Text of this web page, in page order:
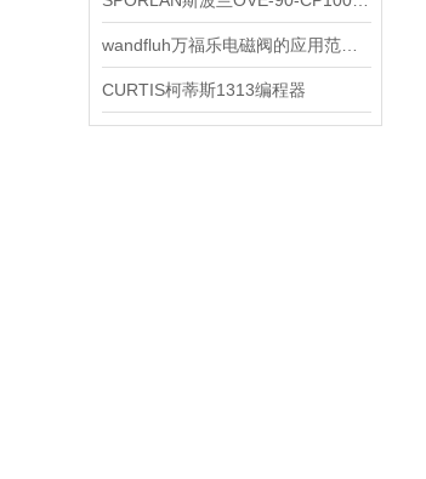
CURTIS柯蒂斯1313编程器